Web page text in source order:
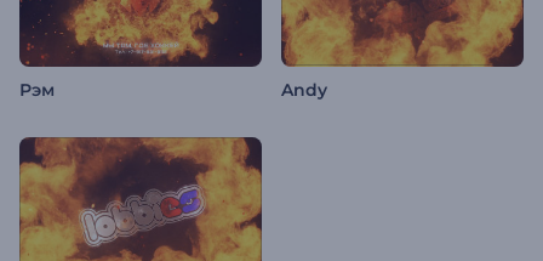
Рэм Andy